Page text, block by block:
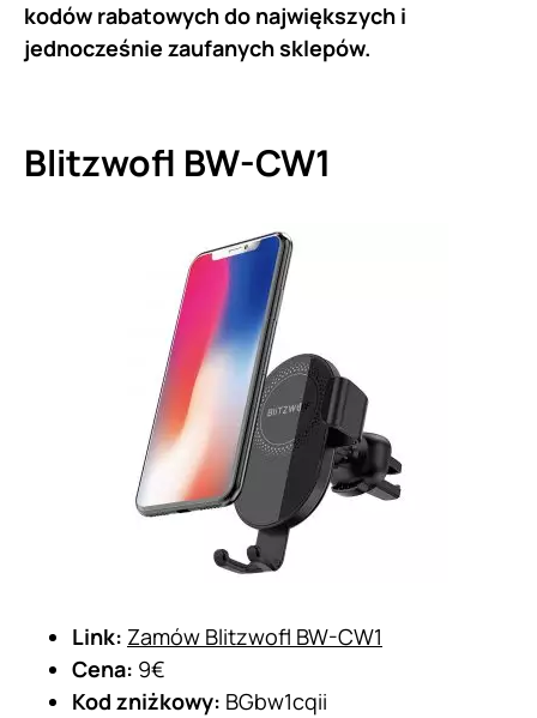
kodów rabatowych do największych i
jednocześnie zaufanych sklepów.
Blitzwofl BW-CW1
Link: Zamów Blitzwofl BW-CW1
Cena: 9€
Kod zniżkowy: BGbw1cqii